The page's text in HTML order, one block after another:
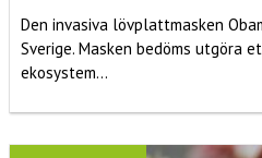
Den invasiva lövplattmasken
Sverige. Masken bedöms utgöra
ekosystem...